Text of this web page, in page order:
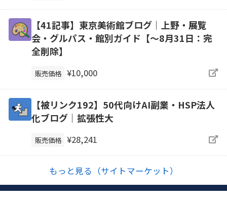
【41記事】東京美術館ブログ｜上野・展覧
会・グルパス・館別ガイド【～8月31日：完
全削除】
販売価格 ¥10,000
【被リンク192】50代向けAI副業・HSP法人
化ブログ｜拡張性大
販売価格 ¥28,241
もっと見る（サイトマーケット）